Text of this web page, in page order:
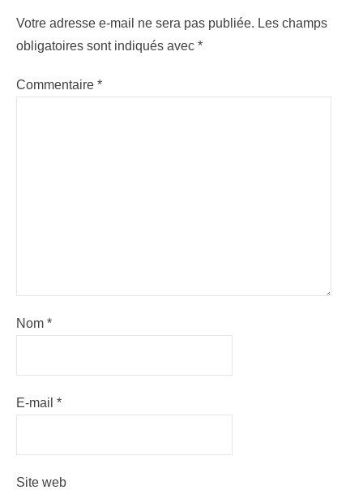
Votre adresse e-mail ne sera pas publiée. Les champs
obligatoires sont indiqués avec *
Commentaire *
Nom *
E-mail *
Site web